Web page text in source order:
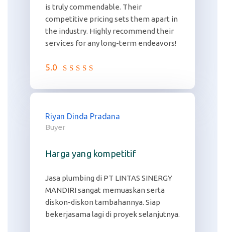
is truly commendable. Their
competitive pricing sets them apart in
the industry. Highly recommend their
services for any long-term endeavors!
5.0
Riyan Dinda Pradana
Buyer
Harga yang kompetitif
Jasa plumbing di PT LINTAS SINERGY
MANDIRI sangat memuaskan serta
diskon-diskon tambahannya. Siap
bekerjasama lagi di proyek selanjutnya.